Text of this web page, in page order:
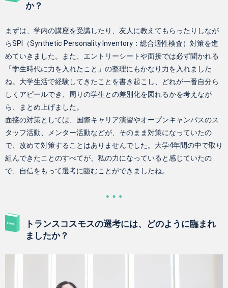
か？
まずは、学内の講座を受講したり、友人に教えてもらったりしなが
らSPI（Synthetic Personality Inventory：総合適性検査）対策を進
めていきました。また、エントリーシートや面接では必ず聞かれる
「学生時代に力を入れたこと」の整理にもかなり力を入れました
ね。大学生活で経験してきたことを書き起こし、どれが一番自分ら
しくアピールでき、周りの学生との差別化を図れるかを考えなが
ら、まとめ上げました。
面接の対策としては、国際キャリア演習やオープンキャンパスのス
タッフ活動、メンター活動などが、そのまま対策になっていたの
で、改めて対策することはありませんでした。大学4年間の中で取り
組んできたことのすべてが、私の力になっていると感じていたの
で、自信をもって選考に臨むことができましたね。
トランスコスモスの選考には、どのように臨まれ
ましたか？